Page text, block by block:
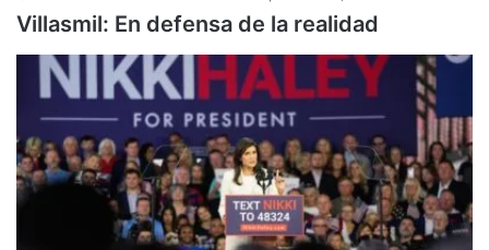
Villasmil: En defensa de la realidad